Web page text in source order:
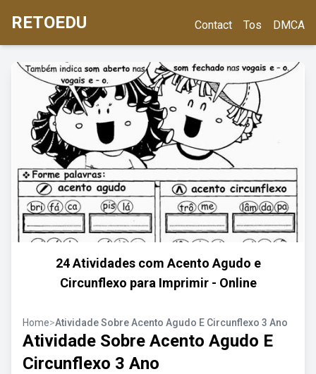
RETOEDU Contact Tos DMCA
24 Atividades com Acento Agudo e
Circunflexo para Imprimir - Online
Home>Atividade Sobre Acento Agudo E Circunflexo 3 Ano
Atividade Sobre Acento Agudo E
Circunflexo 3 Ano